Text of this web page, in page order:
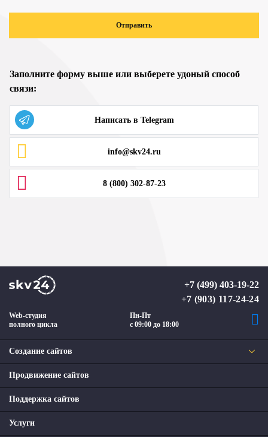
Отправить
Заполните форму выше или выберете удоный способ
связи:
Написать в Telegram
info@skv24.ru
8 (800) 302-87-23
+7 (499) 403-19-22
+7 (903) 117-24-24
Web-студия
полного цикла
Пн-Пт
с 09:00 до 18:00
Создание сайтов
Продвижение сайтов
Поддержка сайтов
Услуги